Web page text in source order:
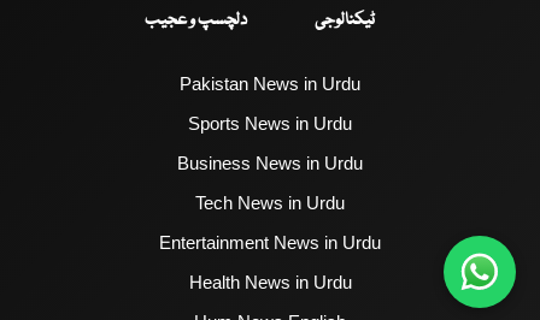
ٹیکنالوجی
دلچسپ و عجیب
Pakistan News in Urdu
Sports News in Urdu
Business News in Urdu
Tech News in Urdu
Entertainment News in Urdu
Health News in Urdu